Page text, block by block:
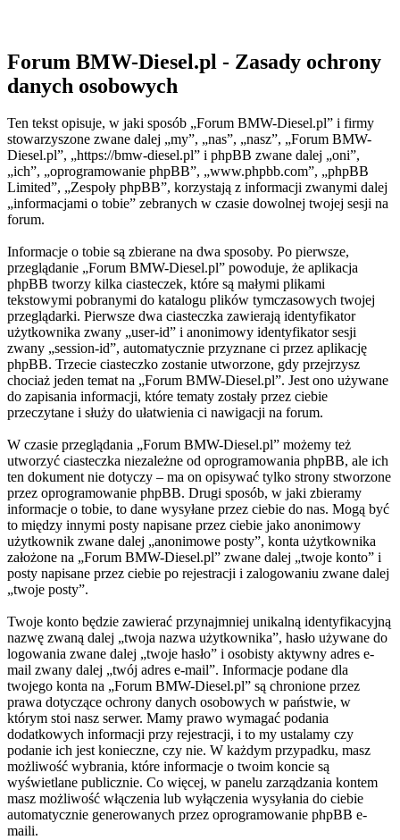
Forum BMW-Diesel.pl - Zasady ochrony
danych osobowych
Ten tekst opisuje, w jaki sposób „Forum BMW-Diesel.pl” i firmy
stowarzyszone zwane dalej „my”, „nas”, „nasz”, „Forum BMW-
Diesel.pl”, „https://bmw-diesel.pl” i phpBB zwane dalej „oni”,
„ich”, „oprogramowanie phpBB”, „www.phpbb.com”, „phpBB
Limited”, „Zespoły phpBB”, korzystają z informacji zwanymi dalej
„informacjami o tobie” zebranych w czasie dowolnej twojej sesji na
forum.
Informacje o tobie są zbierane na dwa sposoby. Po pierwsze,
przeglądanie „Forum BMW-Diesel.pl” powoduje, że aplikacja
phpBB tworzy kilka ciasteczek, które są małymi plikami
tekstowymi pobranymi do katalogu plików tymczasowych twojej
przeglądarki. Pierwsze dwa ciasteczka zawierają identyfikator
użytkownika zwany „user-id” i anonimowy identyfikator sesji
zwany „session-id”, automatycznie przyznane ci przez aplikację
phpBB. Trzecie ciasteczko zostanie utworzone, gdy przejrzysz
chociaż jeden temat na „Forum BMW-Diesel.pl”. Jest ono używane
do zapisania informacji, które tematy zostały przez ciebie
przeczytane i służy do ułatwienia ci nawigacji na forum.
W czasie przeglądania „Forum BMW-Diesel.pl” możemy też
utworzyć ciasteczka niezależne od oprogramowania phpBB, ale ich
ten dokument nie dotyczy – ma on opisywać tylko strony stworzone
przez oprogramowanie phpBB. Drugi sposób, w jaki zbieramy
informacje o tobie, to dane wysyłane przez ciebie do nas. Mogą być
to między innymi posty napisane przez ciebie jako anonimowy
użytkownik zwane dalej „anonimowe posty”, konta użytkownika
założone na „Forum BMW-Diesel.pl” zwane dalej „twoje konto” i
posty napisane przez ciebie po rejestracji i zalogowaniu zwane dalej
„twoje posty”.
Twoje konto będzie zawierać przynajmniej unikalną identyfikacyjną
nazwę zwaną dalej „twoja nazwa użytkownika”, hasło używane do
logowania zwane dalej „twoje hasło” i osobisty aktywny adres e-
mail zwany dalej „twój adres e-mail”. Informacje podane dla
twojego konta na „Forum BMW-Diesel.pl” są chronione przez
prawa dotyczące ochrony danych osobowych w państwie, w
którym stoi nasz serwer. Mamy prawo wymagać podania
dodatkowych informacji przy rejestracji, i to my ustalamy czy
podanie ich jest konieczne, czy nie. W każdym przypadku, masz
możliwość wybrania, które informacje o twoim koncie są
wyświetlane publicznie. Co więcej, w panelu zarządzania kontem
masz możliwość włączenia lub wyłączenia wysyłania do ciebie
automatycznie generowanych przez oprogramowanie phpBB e-
maili.